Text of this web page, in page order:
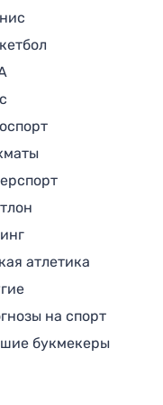
атлетика
на спорт
букмекеры